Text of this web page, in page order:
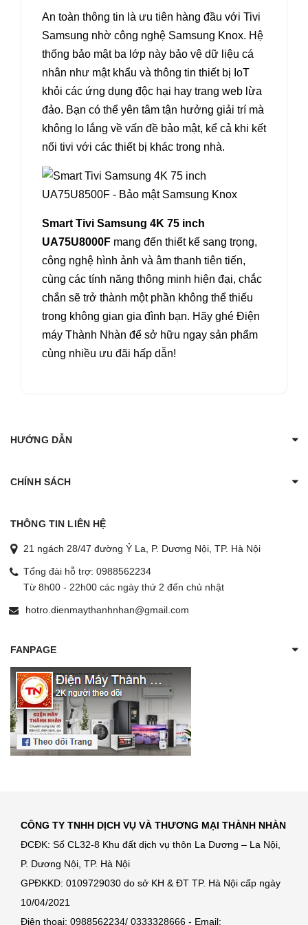
An toàn thông tin là ưu tiên hàng đầu với Tivi
Samsung nhờ công nghệ Samsung Knox. Hệ
thống bảo mật ba lớp này bảo vệ dữ liệu cá
nhân như mật khẩu và thông tin thiết bị IoT
khỏi các ứng dụng độc hại hay trang web lừa
đảo. Bạn có thể yên tâm tận hưởng giải trí mà
không lo lắng về vấn đề bảo mật, kể cả khi kết
nối tivi với các thiết bị khác trong nhà.
Smart Tivi Samsung 4K 75 inch
UA75U8000F mang đến thiết kế sang trọng,
công nghệ hình ảnh và âm thanh tiên tiến,
cùng các tính năng thông minh hiện đại, chắc
chắn sẽ trở thành một phần không thể thiếu
trong không gian gia đình bạn. Hãy ghé Điện
máy Thành Nhàn để sở hữu ngay sản phẩm
cùng nhiều ưu đãi hấp dẫn!
HƯỚNG DẪN
CHÍNH SÁCH
THÔNG TIN LIÊN HỆ
21 ngách 28/47 đường Ỷ La, P. Dương Nội, TP. Hà Nội
Tổng đài hỗ trợ: 0988562234
Từ 8h00 - 22h00 các ngày thứ 2 đến chủ nhật
hotro.dienmaythanhnhan@gmail.com
FANPAGE
CÔNG TY TNHH DỊCH VỤ VÀ THƯƠNG MẠI THÀNH NHÀN
ĐCĐK: Số CL32-8 Khu đất dịch vụ thôn La Dương – La Nội,
P. Dương Nội, TP. Hà Nội
GPĐKKD: 0109729030 do sở KH & ĐT TP. Hà Nội cấp ngày
10/04/2021
Điện thoại: 0988562234/ 0333328666 - Email: